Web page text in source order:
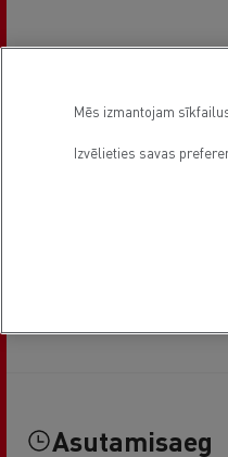
Asutamisaeg
Mēs izmantojam
Izvēlieties savas